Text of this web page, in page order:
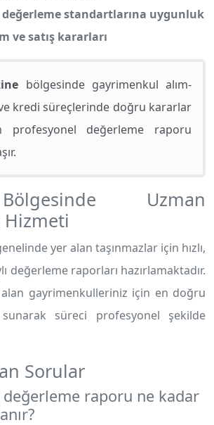
değerleme standartlarına uygunluk
ve satış kararları
bölgesinde gayrimenkul alım-
ve kredi süreçlerinde doğru kararlar
profesyonel değerleme raporu
Uzman
Hizmeti
yer alan taşınmazlar için hızlı,
değerleme raporları hazırlamaktadır.
gayrimenkulleriniz için en doğru
süreci profesyonel şekilde
Sorular
raporu ne kadar